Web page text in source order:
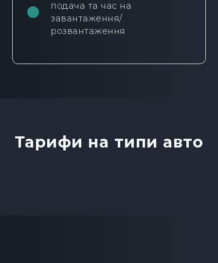
подача та час на
завантаження/
розвантаження
Тарифи на типи авто